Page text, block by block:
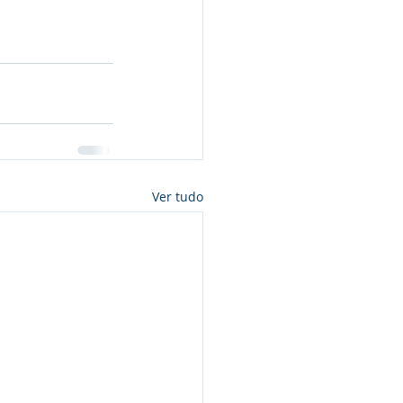
Ver tudo